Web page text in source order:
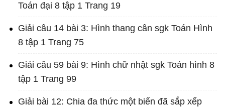
Toán đại 8 tập 1 Trang 19
Giải câu 14 bài 3: Hình thang cân sgk Toán Hình
8 tập 1 Trang 75
Giải câu 59 bài 9: Hình chữ nhật sgk Toán hình 8
tập 1 Trang 99
Giải bài 12: Chia đa thức một biến đã sắp xếp